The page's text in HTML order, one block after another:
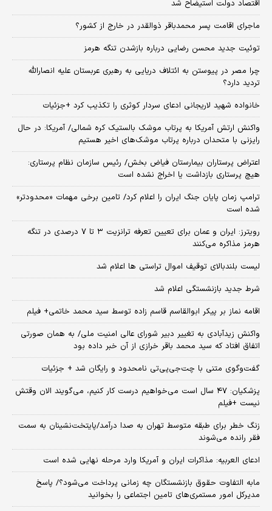
اقتصاد دولت استیضاح شد
ماجرای اقامت پسر محمدباقر ذوالقدر در خارج از کشور؟
توئیت جدید محسن رضایی درباره بازشدن تنگه هرمز
چرا مصر در پیوستن به ائتلاف دریایی به رهبری عربستان علیه انصارالله
تردید دارد؟
خانواده شهید لاریجانی ادعای سردار کوثری را تکذیب کرد +جزئیات
واکنش ارتش آمریکا به پرتاب موشک بالستیک کره شمالی/ آمریکا: در حال
رایزنی با متحدان درباره پرتاب موشک‌های اخیر هستیم
اعتراض پرستاران بیمارستان فیاض بخش/ رئیس سازمان نظام پرستاری:
هیچ پرستاری بازداشت یا اخراج نشده است
ترامپ زمان پایان جنگ ایران را اعلام کرد/ تامین برخی مهمات «محدودتر»
شده است
رویترز: ایران و عمان برای تعیین تعرفه ترانزیت ۳ تا ۷ درصدی در تنگه
هرمز مذاکره می‌کنند
لیست بلندبالای توقیف اموال تراستی ها اعلام شد
شرط جدید بازنشستگی اعلام شد
اقامه نماز بر پیکر ابوالقاسم قاسم زاده توسط سید محمد خاتمی+ فیلم
واکنش زیدآبادی به تغییر دبیر شورای عالی امنیت ملی/ به همان صورتی
اتفاق افتاد که سید محمد باقر خرازی از آن خبر داده بود
گفت‌وگوی متنی با چت‌جی‌پی‌تی نامحدود و رایگان شد + جزئیات
پزشکیان: ۴۷ سال است می‌خواهیم درست کار کنیم، می‌گویند الان وقتش
نیست +فیلم
زنگ خطر برای طبقه متوسط تهران به صدا درآمد/پایتخت‌نشینان به سمت
فقر رانده می‌شوند
ادعای العربیه: مذاکرات ایران و آمریکا وارد مرحله نهایی شده است
مابه التفاوت حقوق بازنشستگان چه زمانی پرداخت می‌شود؟/ پاسخ
مدیرکل امور مستمری‌های تامین اجتماعی را بخوانید